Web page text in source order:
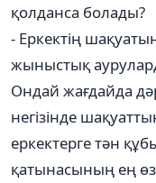
қолданса болады?
- Еркектің
жыныстық
Ондай жағдайда
негізінде
еркектерге тән
қатынасының ең